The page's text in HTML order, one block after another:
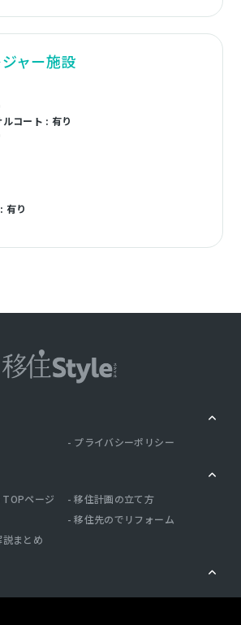
ャー施設
コート : 有り
有り
プライバシーポリシー
ページ
移住計画の立て方
移住先のでリフォーム
まとめ